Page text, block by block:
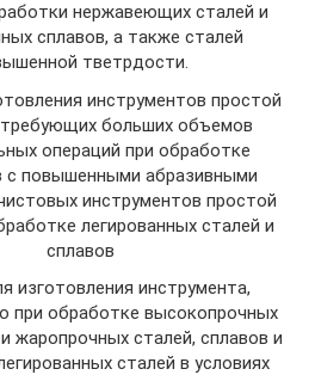
нержавеющих сталей и
сплавов, а также сталей
тветрдости.
инструментов простой
больших объемов
операций при обработке
с повышенными абразивными
инструментов простой
легированных сталей и
сплавов
изготовления инструмента,
при обработке высокопрочных
жаропрочных сталей, сплавов и
сталей в условиях